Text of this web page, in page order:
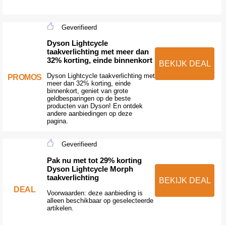
PROMOS
Geverifieerd
Dyson Lightcycle
taakverlichting met meer dan
32% korting, einde binnenkort
Dyson Lightcycle taakverlichting met
meer dan 32% korting, einde
binnenkort, geniet van grote
geldbesparingen op de beste
producten van Dyson! En ontdek
andere aanbiedingen op deze
pagina.
BEKIJK DEAL
DEAL
Geverifieerd
Pak nu met tot 29% korting
Dyson Lightcycle Morph
taakverlichting
Voorwaarden: deze aanbieding is
alleen beschikbaar op geselecteerde
artikelen.
BEKIJK DEAL